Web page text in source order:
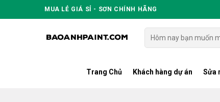
to
MUA LẺ GIÁ SỈ - SƠN CHÍNH HÃNG
Tìm
kiếm:
Trang Chủ Khách hàng dự án Sửa